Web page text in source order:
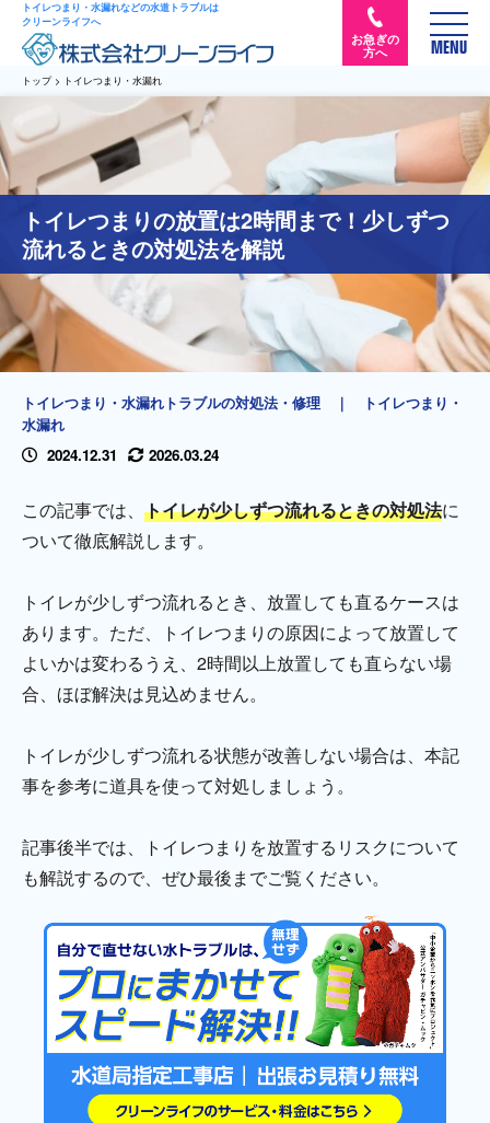
トイレつまり・水漏れなどの水道トラブルは
クリーンライフへ
お急ぎの
方へ
MENU
トップ > トイレつまり・水漏れ
トイレつまりの放置は2時間まで！少しずつ
流れるときの対処法を解説
トイレつまり・水漏れトラブルの対処法・修理 ｜
トイレつまり・
水漏れ
2024.12.31
2026.03.24
この記事では、 トイレが少しずつ流れるときの対処法に
ついて徹底解説します。
トイレが少しずつ流れるとき、放置しても直るケースは
あります。ただ、トイレつまりの原因によって放置して
よいかは変わるうえ、2時間以上放置しても直らない場
合、ほぼ解決は見込めません。
トイレが少しずつ流れる状態が改善しない場合は、本記
事を参考に道具を使って対処しましょう。
記事後半では、トイレつまりを放置するリスクについて
も解説するので、ぜひ最後までご覧ください。